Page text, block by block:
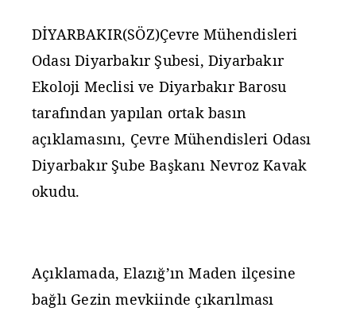
tarafından yapılan ortak basın
açıklamasını, Çevre Mühendisleri Odası
Diyarbakır Şube Başkanı Nevroz Kavak
okudu.
Açıklamada, Elazığ’ın Maden ilçesine
madenlerin taşınması amacıyla bölgede
demiryolu genişletme çalışmaları